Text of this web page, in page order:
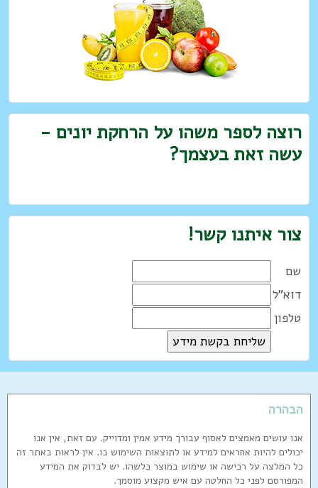
רוצה לספר משהו על הרחקת יונים -
עשה זאת בעצמך?
צור איתנו קשר!
שם
דוא"ל
טלפון
הבהרה
אנו עושים מאמצים לאסוף עבורך מידע אמין ומדוייק. עם זאת, אין אנו
יכולים להיות אחראים למידע או לתוצאות השימוש בו. אין לראות באתר זה
כל המלצה על רכישה או שימוש במוצר כלשהו. יש לבדוק את המידע
המפורסם לפני כל החלטה עם איש מקצוע מוסמך.